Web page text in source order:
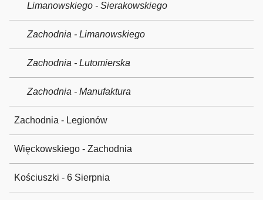
Limanowskiego - Sierakowskiego
Zachodnia - Limanowskiego
Zachodnia - Lutomierska
Zachodnia - Manufaktura
Zachodnia - Legionów
Więckowskiego - Zachodnia
Kościuszki - 6 Sierpnia